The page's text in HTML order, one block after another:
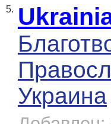
5.
Украина